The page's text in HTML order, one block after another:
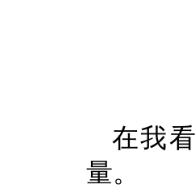
在我
量。